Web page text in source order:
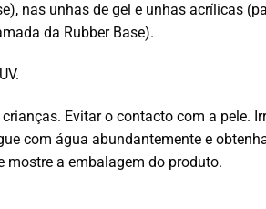
nas unhas de gel e unhas acrílicas
da Rubber Base).
Evitar o contacto com a pele.
com água abundantemente e
mostre a embalagem do produto.